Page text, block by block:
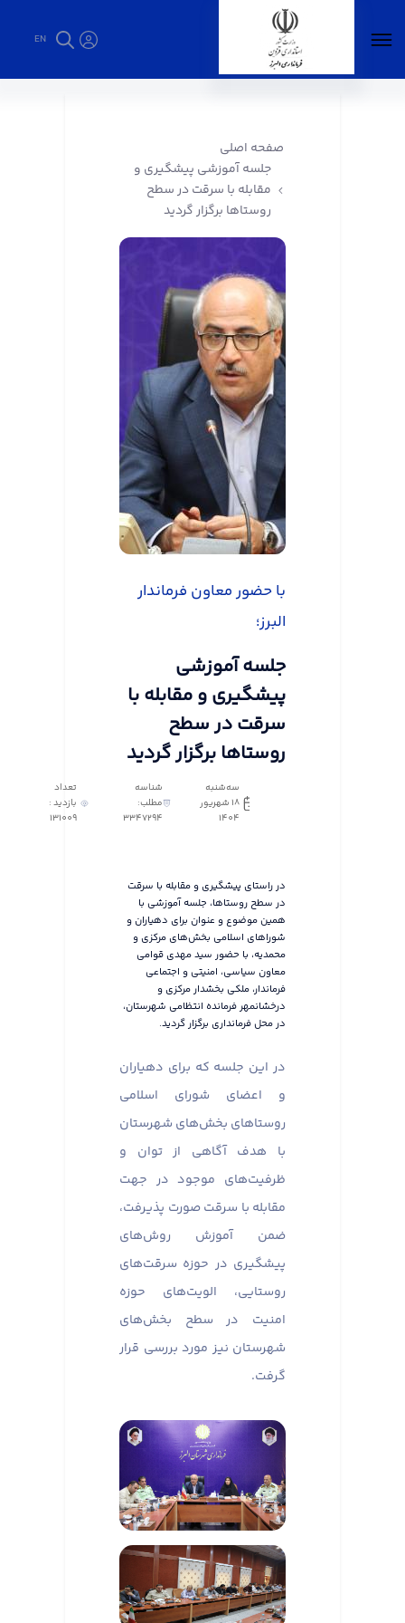
EN
صفحه اصلی
جلسه آموزشی پیشگیری و
مقابله با سرقت در سطح
روستاها برگزار گردید
با حضور معاون فرماندار
البرز؛
جلسه آموزشی
پیشگیری و مقابله با
سرقت در سطح
روستاها برگزار گردید
سه‌شنبه
18 شهریور
1404
شناسه
مطلب:
3347294
تعداد
بازدید :
131009
در راستای پیشگیری و مقابله با سرقت
در سطح روستاها، جلسه آموزشی با
همین موضوع و عنوان برای دهیاران و
شوراهای اسلامی بخش‌های مرکزی و
محمدیه، با حضور سید مهدی قوامی
معاون سیاسی، امنیتی و اجتماعی
فرماندار، ملکی بخشدار مرکزی و
درخشانمهر فرمانده انتظامی شهرستان،
در محل فرمانداری برگزار گردید.
در این جلسه که برای دهیاران
و اعضای شورای اسلامی
روستاهای بخش‌های شهرستان
با هدف آگاهی از توان و
ظرفیت‌های موجود در جهت
مقابله با سرقت صورت پذیرفت،
ضمن آموزش روش‌های
پیشگیری در حوزه سرقت‌های
روستایی، الویت‌های حوزه
امنیت در سطح بخش‌های
شهرستان نیز مورد بررسی قرار
گرفت.